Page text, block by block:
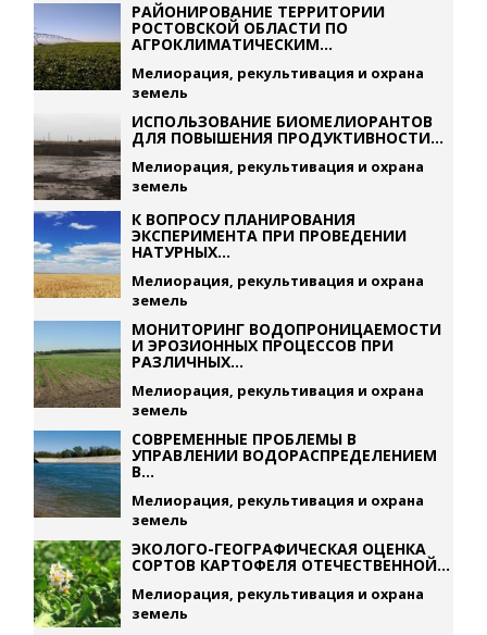
РАЙОНИРОВАНИЕ ТЕРРИТОРИИ
РОСТОВСКОЙ ОБЛАСТИ ПО
АГРОКЛИМАТИЧЕСКИМ...
Мелиорация, рекультивация и охрана
земель
ИСПОЛЬЗОВАНИЕ БИОМЕЛИОРАНТОВ
ДЛЯ ПОВЫШЕНИЯ ПРОДУКТИВНОСТИ...
Мелиорация, рекультивация и охрана
земель
К ВОПРОСУ ПЛАНИРОВАНИЯ
ЭКСПЕРИМЕНТА ПРИ ПРОВЕДЕНИИ
НАТУРНЫХ...
Мелиорация, рекультивация и охрана
земель
МОНИТОРИНГ ВОДОПРОНИЦАЕМОСТИ
И ЭРОЗИОННЫХ ПРОЦЕССОВ ПРИ
РАЗЛИЧНЫХ...
Мелиорация, рекультивация и охрана
земель
СОВРЕМЕННЫЕ ПРОБЛЕМЫ В
УПРАВЛЕНИИ ВОДОРАСПРЕДЕЛЕНИЕМ
В...
Мелиорация, рекультивация и охрана
земель
ЭКОЛОГО-ГЕОГРАФИЧЕСКАЯ ОЦЕНКА
СОРТОВ КАРТОФЕЛЯ ОТЕЧЕСТВЕННОЙ...
Мелиорация, рекультивация и охрана
земель